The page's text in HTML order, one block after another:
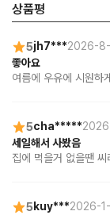
상품평
5jh7***2026-
좋아요
여름에 우유에 시원하
5cha*****
세일해서 사봤음
집에 먹을거 없을땐
5 kuy***2026-